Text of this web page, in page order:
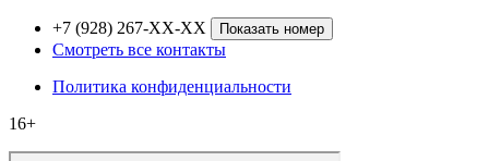
+7 (928) 267-XX-XX Показать номер
Смотреть все контакты
Политика конфиденциальности
16+